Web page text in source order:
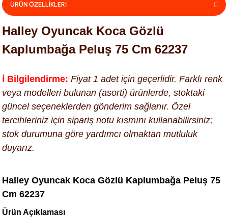
ÜRÜN ÖZELLİKLERİ
Halley Oyuncak Koca Gözlü
Kaplumbağa Peluş 75 Cm 62237
ℹ️ Bilgilendirme: Fiyat 1 adet için geçerlidir. Farklı renk
veya modelleri bulunan (asorti) ürünlerde, stoktaki
güncel seçeneklerden gönderim sağlanır. Özel
tercihleriniz için sipariş notu kısmını kullanabilirsiniz;
stok durumuna göre yardımcı olmaktan mutluluk
duyarız.
Halley Oyuncak Koca Gözlü Kaplumbağa Peluş 75
Cm 62237
Ürün Açıklaması